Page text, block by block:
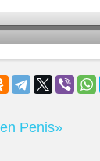
Penis»